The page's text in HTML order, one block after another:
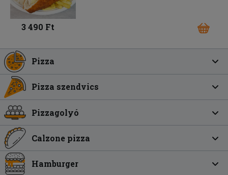
3 490 Ft
Pizza
Pizza szendvics
Pizzagolyó
Calzone pizza
Hamburger